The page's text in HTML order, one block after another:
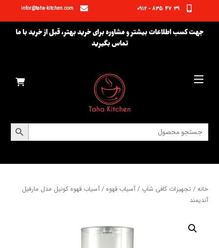
۳۹ ۴۷ ۸۳۵ - ۰۹۱۲ infor@taha-kitchen.com
جهت کسب اطلاعات بیشتر و مشاوره برای خرید بهتر، قبل از خرید با ما
تماس بگیرید
Menu
جستجو
برای:
دکمه جستجو
خانه / تجهیزات کافی شاپ /آسیاب قهوه / آسیاب قهوه کونیل مدل مارفیل
آندیمند